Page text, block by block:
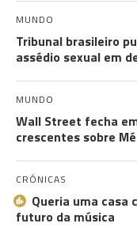
MUNDO
Tribunal brasileiro
assédio sexual em
MUNDO
Wall Street fecha
crescentes sobre
CRÓNICAS
Queria uma casa
futuro da música